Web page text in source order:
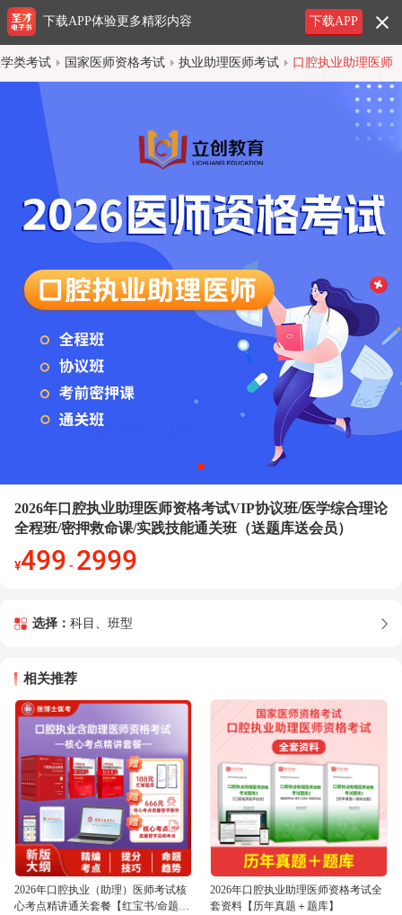
类考试 国家医师资格考试 执业助理医师考试 口腔执业助理医师
2026年口腔执业助理医师资格考试VIP协议班/医学综合理论
全程班/密押救命课/实践技能通关班（送题库送会员）
¥499 - 2999
选择： 科目、班型
相关推荐
2026年口腔执业（助理）医师考试核
心考点精讲通关套餐【红宝书/命题考
2026年口腔执业助理医师资格考试全
套资料【历年真题＋题库】
下载APP
下载APP体验更多精彩内容